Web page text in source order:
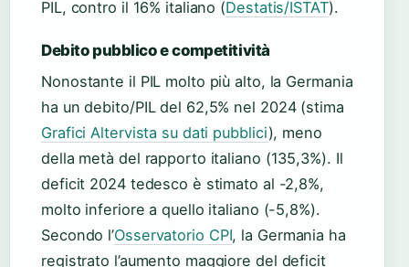
PIL, contro il 16% italiano (Destatis/ISTAT).
Debito pubblico e competitività
Nonostante il PIL molto più alto, la Germania
ha un debito/PIL del 62,5% nel 2024 (stima
Grafici Altervista su dati pubblici), meno
della metà del rapporto italiano (135,3%). Il
deficit 2024 tedesco è stimato al -2,8%,
molto inferiore a quello italiano (-5,8%).
Secondo l’Osservatorio CPI, la Germania ha
registrato l’aumento maggiore del deficit